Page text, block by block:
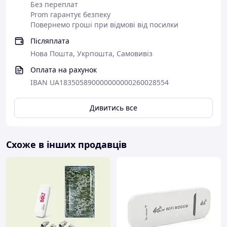
Без переплат
Prom гарантує безпеку
Повернемо гроші при відмові від посилки
Післяплата
Нова Пошта, Укрпошта, Самовивіз
Оплата на рахунок
IBAN UA183505890000000000260028554
Дивитись все
Схоже в інших продавців